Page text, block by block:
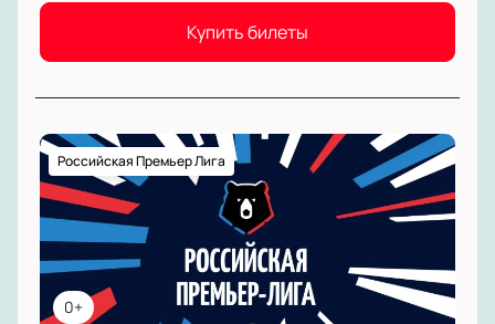
Купить билеты
0+
Российская Премьер Лига